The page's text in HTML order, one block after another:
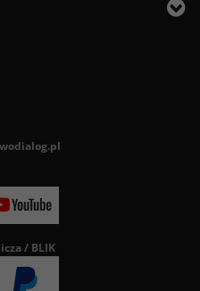
/ BLIK